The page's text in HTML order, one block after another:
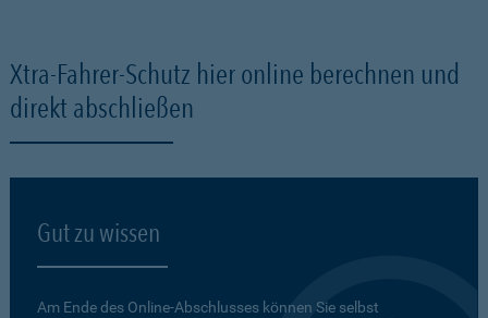
Xtra-Fahrer-Schutz hier online berechnen und
direkt abschließen
Gut zu wissen
Am Ende des Online-Abschlusses können Sie selbst